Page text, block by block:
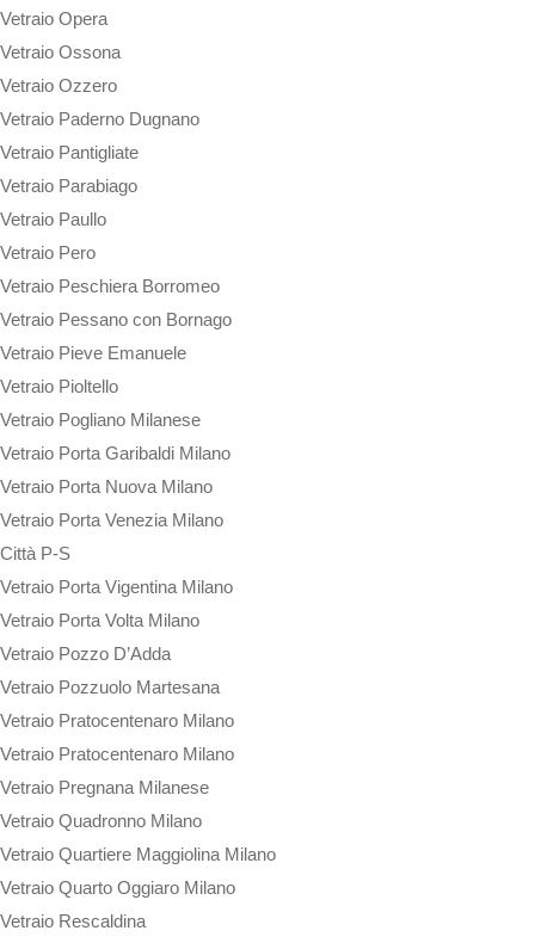
Vetraio Opera
Vetraio Ossona
Vetraio Ozzero
Vetraio Paderno Dugnano
Vetraio Pantigliate
Vetraio Parabiago
Vetraio Paullo
Vetraio Pero
Vetraio Peschiera Borromeo
Vetraio Pessano con Bornago
Vetraio Pieve Emanuele
Vetraio Pioltello
Vetraio Pogliano Milanese
Vetraio Porta Garibaldi Milano
Vetraio Porta Nuova Milano
Vetraio Porta Venezia Milano
Città P-S
Vetraio Porta Vigentina Milano
Vetraio Porta Volta Milano
Vetraio Pozzo D’Adda
Vetraio Pozzuolo Martesana
Vetraio Pratocentenaro Milano
Vetraio Pratocentenaro Milano
Vetraio Pregnana Milanese
Vetraio Quadronno Milano
Vetraio Quartiere Maggiolina Milano
Vetraio Quarto Oggiaro Milano
Vetraio Rescaldina